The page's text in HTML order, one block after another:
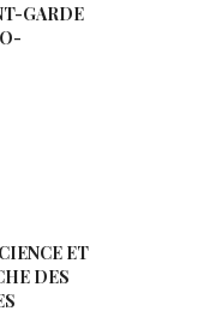
GARDE
ET
DES